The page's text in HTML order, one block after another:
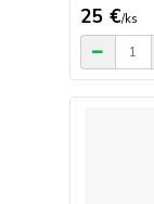
25 €/ks